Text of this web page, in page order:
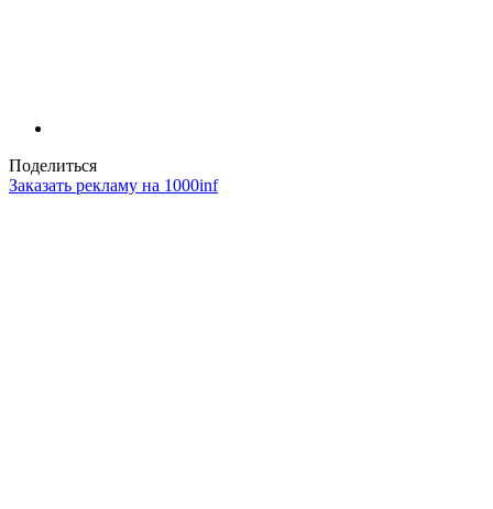
Поделиться
Заказать рекламу на 1000inf